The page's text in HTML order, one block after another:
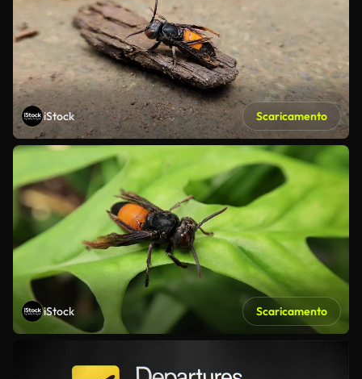
iStock Scaricamento
iStock Scaricamento